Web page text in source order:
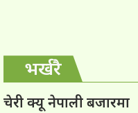
भर्खरै
चेरी क्यू नेपाली बजारमा